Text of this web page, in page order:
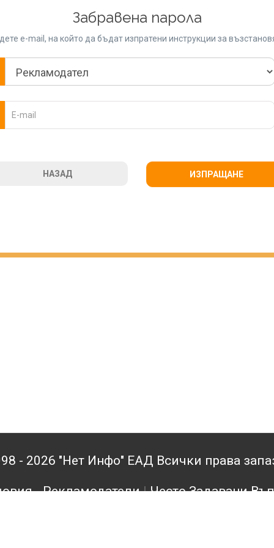
Забравена парола
e-mail, на който да бъдат изпратени инструкции за
НАЗАД ИЗПРАЩАНЕ
- 2026 "Нет Инфо" ЕАД Всички права
- Рекламодатели|Често Задавани